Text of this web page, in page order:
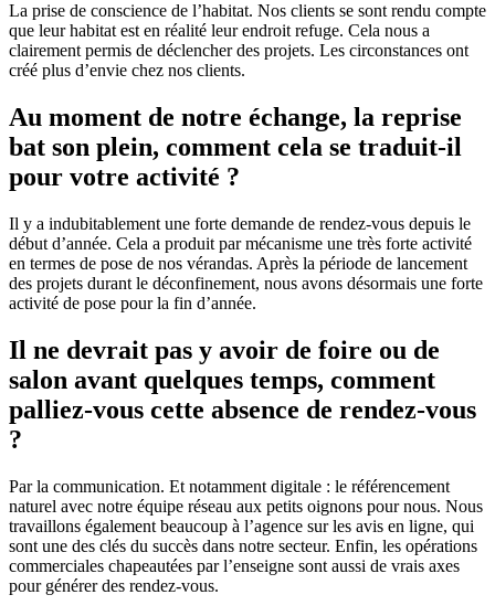
La prise de conscience de l’habitat. Nos clients se sont rendu compte
que leur habitat est en réalité leur endroit refuge. Cela nous a
clairement permis de déclencher des projets. Les circonstances ont
créé plus d’envie chez nos clients.
Au moment de notre échange, la reprise
bat son plein, comment cela se traduit-il
pour votre activité ?
Il y a indubitablement une forte demande de rendez-vous depuis le
début d’année. Cela a produit par mécanisme une très forte activité
en termes de pose de nos vérandas. Après la période de lancement
des projets durant le déconfinement, nous avons désormais une forte
activité de pose pour la fin d’année.
Il ne devrait pas y avoir de foire ou de
salon avant quelques temps, comment
palliez-vous cette absence de rendez-vous
?
Par la communication. Et notamment digitale : le référencement
naturel avec notre équipe réseau aux petits oignons pour nous. Nous
travaillons également beaucoup à l’agence sur les avis en ligne, qui
sont une des clés du succès dans notre secteur. Enfin, les opérations
commerciales chapeautées par l’enseigne sont aussi de vrais axes
pour générer des rendez-vous.